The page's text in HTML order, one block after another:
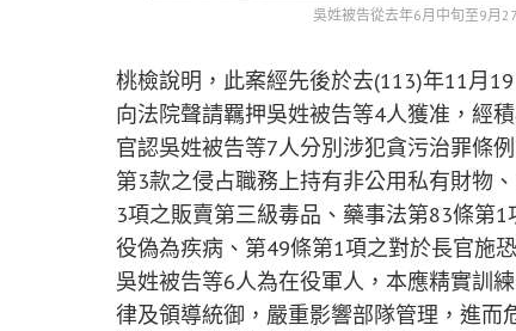
吳姓被告從去年6月中旬至9月
桃檢說明，此案經先後於去(113)年11月
向法院聲請羈押吳姓被告等4人獲准，經
官認吳姓被告等7人分別涉犯貪污治罪條
第3款之侵占職務上持有非公用私有財物
3項之販賣第三級毒品、藥事法第83條第
役偽為疾病、第49條第1項之對於長官施
吳姓被告等6人為在役軍人，本應精實訓
律及領導統御，嚴重影響部隊管理，進